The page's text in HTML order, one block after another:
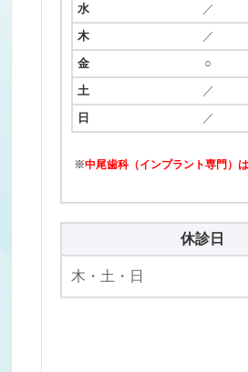
／
／
○
／
／
※中尾歯科（インプラント専門）は
休診日
木・土・日